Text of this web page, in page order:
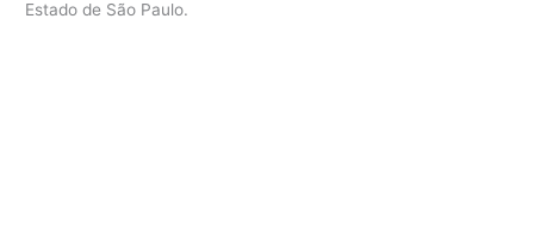
Estado de São Paulo.